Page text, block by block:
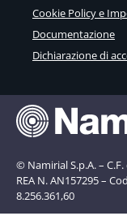
Cookie Policy e
Documentazione
Dichiarazione di
© Namirial S.p.A. –
REA N. AN157295 –
8.256.361,60